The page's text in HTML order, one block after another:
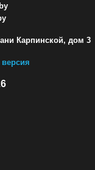
Карпинской, дом 3